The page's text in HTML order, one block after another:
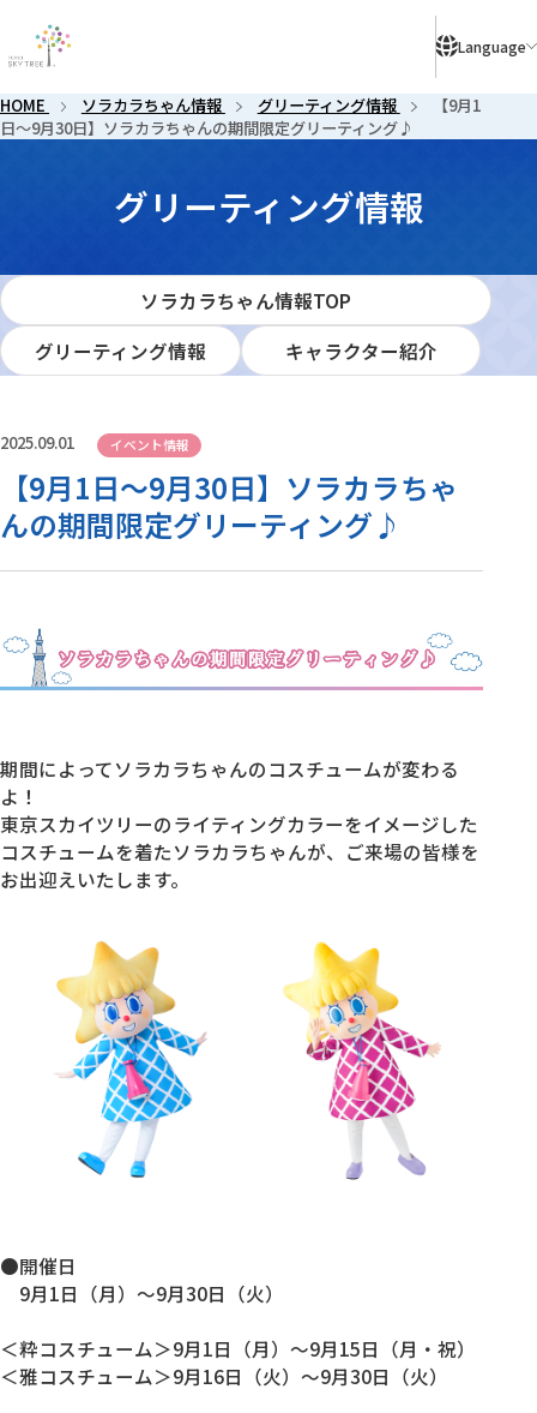
グリーティング情報
Language
HOME ソラカラちゃん情報 グリーティング情報
【9月1
日～9月30日】ソラカラちゃんの期間限定グリーティング♪
ソラカラちゃん情報TOP
グリーティング情報
キャラクター紹介
2025.09.01 イベント情報
【9月1日～9月30日】ソラカラちゃ
んの期間限定グリーティング♪
期間によってソラカラちゃんのコスチュームが変わる
よ！
東京スカイツリーのライティングカラーをイメージした
コスチュームを着たソラカラちゃんが、ご来場の皆様を
お出迎えいたします。
●開催日
9月1日（月）～9月30日（火）
＜粋コスチューム＞9月1日（月）～9月15日（月・祝）
＜雅コスチューム＞9月16日（火）～9月30日（火）